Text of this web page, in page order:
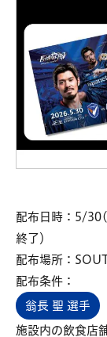
配布日時：5/
終了）
配布場所：
配布条件：
翁長 聖 選手
施設内の飲食店